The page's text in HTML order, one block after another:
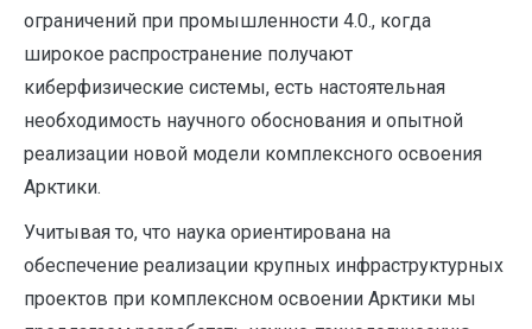
ограничений при промышленности 4.0., когда
широкое распространение получают
киберфизические системы, есть настоятельная
необходимость научного обоснования и опытной
реализации новой модели комплексного освоения
Арктики.
Учитывая то, что наука ориентирована на
обеспечение реализации крупных инфраструктурных
проектов при комплексном освоении Арктики мы